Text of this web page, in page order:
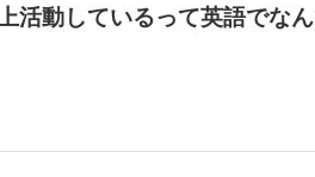
活動しているって英語でな